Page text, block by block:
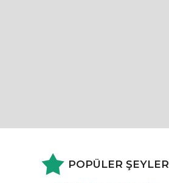
POPÜLER ŞEYLER